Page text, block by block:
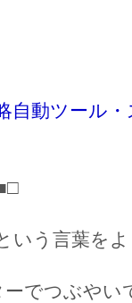
自動ツール
いう言葉を
でつぶやい